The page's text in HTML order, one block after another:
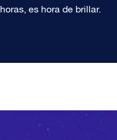
es hora de brillar.